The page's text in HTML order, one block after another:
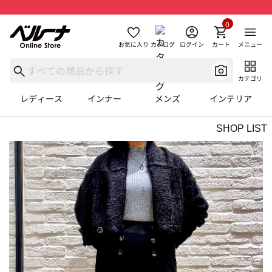
お気に入り カタログ ログイン カート
0
メニュー
カテゴリ
レディース インナー メンズ インテリア
SHOP LIST